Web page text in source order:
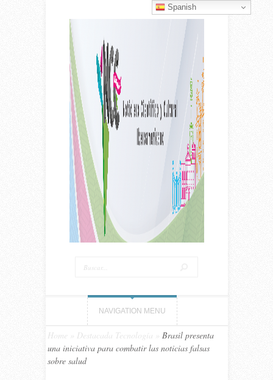
NAVIGATION MENU
Home Destacada Tecnología
Brasil presenta
una iniciativa para combatir las noticias falsas
sobre salud
Spanish